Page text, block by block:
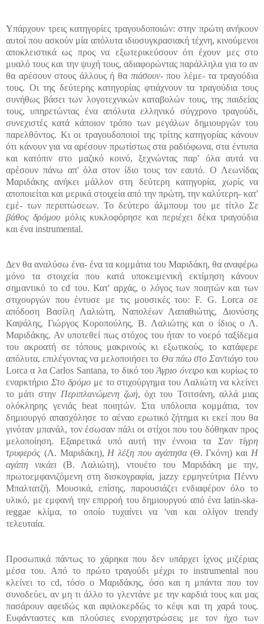
Υπάρχουν τρεις κατηγορίες τραγουδοποιών: στην πρώτη ανήκουν
αυτοί που ασκούν μία απόλυτα ιδιοσυγκρασιακή τέχνη, κινούμενοι
αποκλειστικά ως προς να εξωτερικεύσουν ότι έχουν μες στο
μυαλό τους και την ψυχή τους, αδιαφορώντας παράλληλα για το αν
θα αρέσουν στους άλλους ή θα πιάσουν- που λέμε- τα τραγούδια
τους. Οι της δεύτερης κατηγορίας φτιάχνουν τα τραγούδια τους
συνήθως βάσει των λογοτεχνικών καταβολών τους, της παιδείας
τους, υπηρετώντας ένα απόλυτα ελληνικό σύγχρονο τραγούδι,
συνεχιστές κατά κάποιον τρόπο των μεγάλων δημιουργών του
παρελθόντος. Κι οι τραγουδοποιοί της τρίτης κατηγορίας κάνουν
ότι κάνουν για να αρέσουν πρωτίστως στα ραδιόφωνα, στα έντυπα
και κατόπιν στο μαζικό κοινό, ξεχνώντας παρ' όλα αυτά να
αρέσουν πάνω απ' όλα στον ίδιο τους τον εαυτό. Ο Λεωνίδας
Μαριδάκης ανήκει μάλλον στη δεύτερη κατηγορία, χωρίς να
αποποιείται και μερικά στοιχεία από την πρώτη, την καλύτερη- κατ'
εμέ- των περιπτώσεων.Το δεύτερο άλμπουμ του με τίτλοΣε
βάθος δρόμου μόλις κυκλοφόρησε και περιέχει δέκα τραγούδια
και ένα instrumental.
Δεν θα αναλύσω ένα- ένα τα κομμάτια του Μαριδάκη, θα αναφέρω
μόνο τα στοιχεία που κατά υποκειμενική εκτίμηση κάνουν
σημαντικό το cd του. Κατ' αρχάς, ο λόγος των ποιητών και των
στιχουργών που έντυσε με τις μουσικές του: F. G. Lorca σε
απόδοση Βασίλη Λαλιώτη, Ναπολέων Λαπαθιώτης, Διονύσης
Καψάλης, Γιώργος Κοροπούλης, Β. Λαλιώτης και ο ίδιος ο Λ.
Μαριδάκης. Αν υποτεθεί πως στόχος του ήταν το νοερό ταξίδεμα
του ακροατή σε τόπους μακρινούς κι εξωτικούς, το κατάφερε
απόλυτα, επιλέγοντας να μελοποιήσει το Θα πάω στο Σαντιάγοτου
Lorca α λα Carlos Santana, το δικό τουΆγριο όνειροκαι κυρίως το
εναρκτήριο Στο δρόμομε το στιχούργημα του Λαλιώτη να κλείνει
το μάτι στην Περιπλανώμενη ζωή, όχι του Τσιτσάνη, αλλά μιας
ολόκληρης γενιάς beat ποιητών. Στα υπόλοιπα κομμάτια, τον
δημιουργό απασχόλησε το αέναο ερωτικό ζήτημα κι εκεί που θα
γινόταν μπανάλ, τον έσωσαν πάλι οι στίχοι που του δόθηκαν προς
μελοποίηση. Εξαιρετικά υπό αυτή την έννοια τα Σαν τίγρη
τρυφερός (Λ. Μαριδάκη), Η λέξη που αγάπησα(Θ. Γκόνη) και Η
αγάπη νικάει (Β. Λαλιώτη), ντουέτο του Μαριδάκη με την,
πρωτοεμφανιζόμενη στη δισκογραφία, jazzy ερμηνεύτρια Πέννυ
Μπαλτατζή. Μουσικά, επίσης, παρουσιάζει ενδιαφέρον όλο το
υλικό, με εμφανή την επιρροή του δημιουργού από ένα latin-ska-
reggae κλίμα, το οποίο τυχαίνει να 'ναι και ολίγον trendy
τελευταία.
Προσωπικά πάντως το χάρηκα που δεν υπάρχει ίχνος μιζέριας
μέσα του. Από το πρώτο τραγούδι μέχρι το instrumental που
κλείνει το cd, τόσο ο Μαριδάκης, όσο και η μπάντα που τον
συνοδεύει, αν μη τι άλλο το γλεντάνε με την καρδιά τους και μας
πασάρουν αφειδώς και αφιλοκερδώς το κέφι και τη χαρά τους.
Ευφάνταστες και πλούσιες ενορχηστρώσεις με τον ήχο των